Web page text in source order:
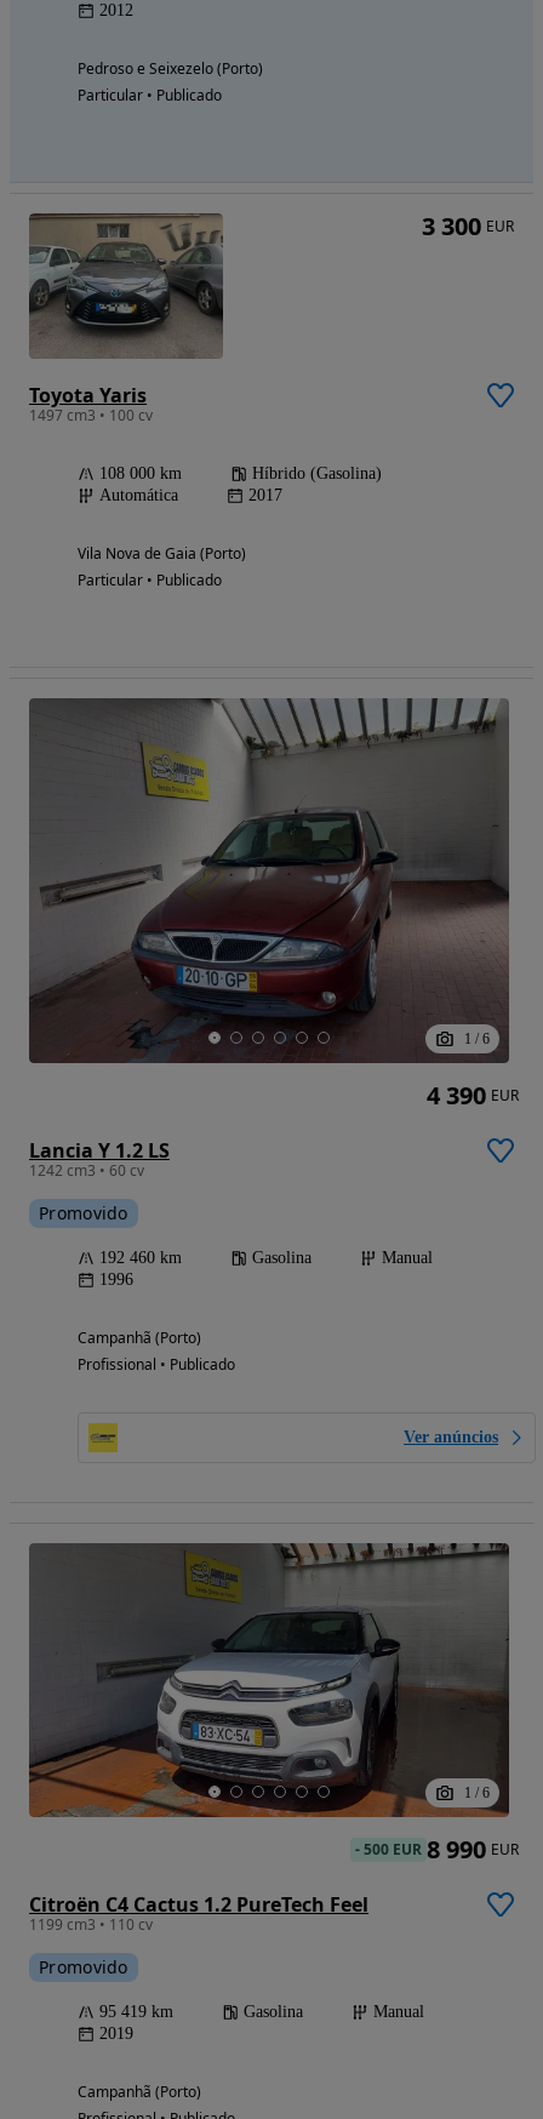
2012
Pedroso e Seixezelo (Porto)
Particular • Publicado
Toyota Yaris
1497 cm3 • 100 cv
108 000 km
Híbrido (Gasolina)
Automática
2017
Vila Nova de Gaia (Porto)
Particular • Publicado
3 300 EUR
1 / 6
Lancia Y 1.2 LS
1242 cm3 • 60 cv
Promovido
192 460 km Gasolina
Manual
1996
Campanhã (Porto)
Profissional • Publicado
Ver anúncios
4 390 EUR
1 / 6
Citroën C4 Cactus 1.2 PureTech Feel
1199 cm3 • 110 cv
Promovido
95 419 km Gasolina
Manual
2019
Campanhã (Porto)
-500 EUR 8 990 EUR